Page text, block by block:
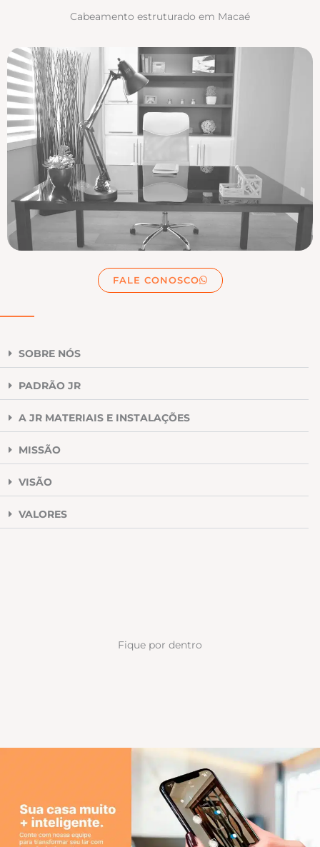
Cabeamento estruturado em Macaé
FALE CONOSCO
SOBRE NÓS
PADRÃO JR
A JR MATERIAIS E INSTALAÇÕES
MISSÃO
VISÃO
VALORES
Fique por dentro